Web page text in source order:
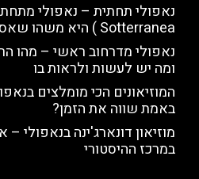
Sotterranea ) היא משהו שאסור לפספס
נאפולי מדרחוב ראשי – מהו
ומה יש לעשות ולראות בו
המוזיאונים הכי מומלצים
באמת שווה את הזמן?
מוזיאון דונארג'ינה בנאפולי –
במרכז ההיסטורי